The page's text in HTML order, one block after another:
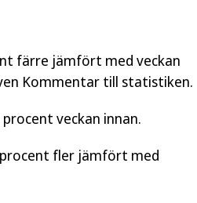
färre jämfört med veckan
Kommentar till statistiken.
veckan innan.
fler jämfört med